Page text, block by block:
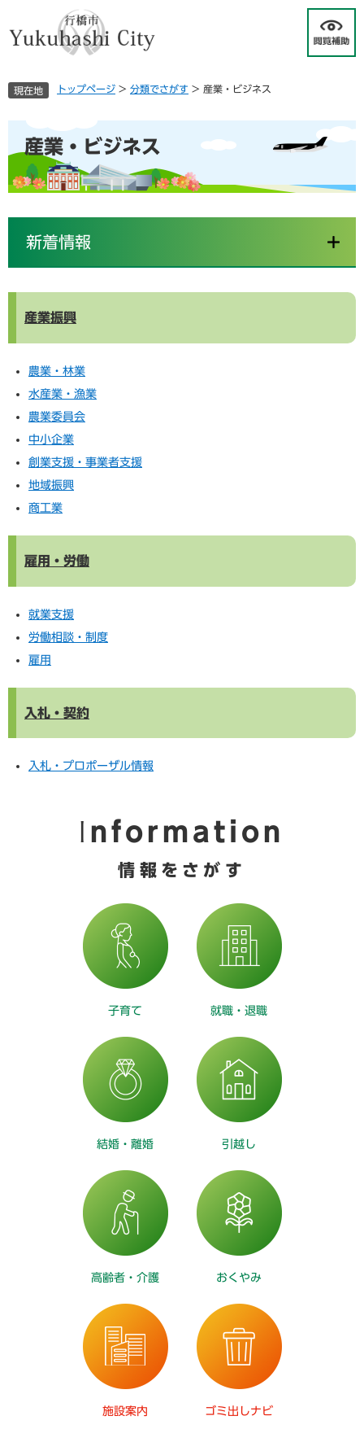
へ
現在地 トップページ > 分類でさがす > 産業・ビジネス
産業・ビジネス
新着情報
産業振興
農業・林業
水産業・漁業
農業委員会
中小企業
創業支援・事業者支援
地域振興
商工業
雇用・労働
就業支援
労働相談・制度
雇用
入札・契約
入札・プロポーザル情報
Information
情報をさがす
子育て 就職・退職
結婚・離婚 引越し
高齢者・介護 おくやみ
施設案内 ゴミ出しナビ